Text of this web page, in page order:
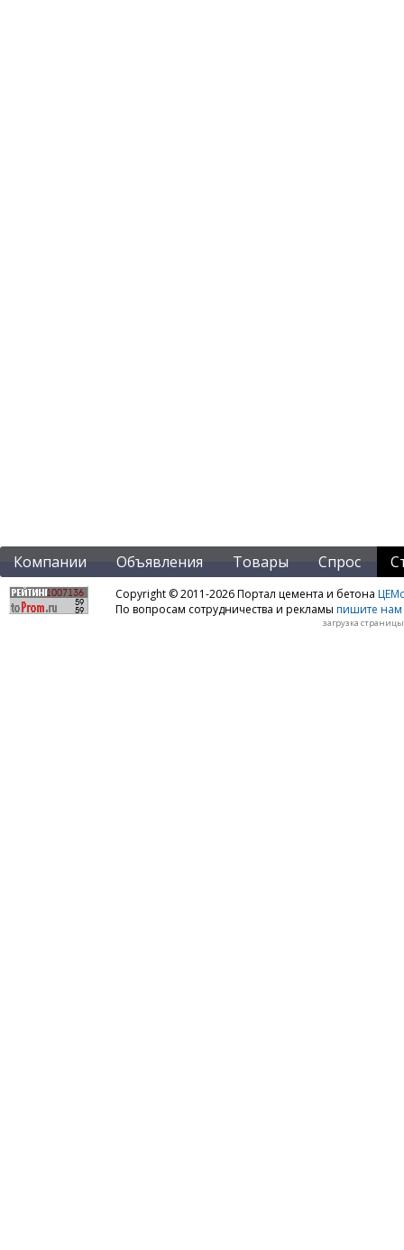
Компании Объявления Товары Спрос
Copyright © 2011-2026 Портал цемента и бетона
По вопросам сотрудничества и рекламы пишите нам
загрузка